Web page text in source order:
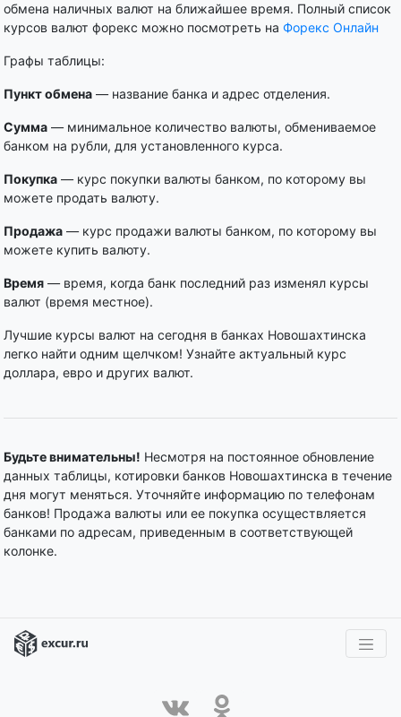
обмена наличных валют на ближайшее время. Полный список
курсов валют форекс можно посмотреть на Форекс Онлайн
Графы таблицы:
Пункт обмена — название банка и адрес отделения.
Сумма — минимальное количество валюты, обмениваемое
банком на рубли, для установленного курса.
Покупка — курс покупки валюты банком, по которому вы
можете продать валюту.
Продажа — курс продажи валюты банком, по которому вы
можете купить валюту.
Время — время, когда банк последний раз изменял курсы
валют (время местное).
Лучшие курсы валют на сегодня в банках Новошахтинска
легко найти одним щелчком! Узнайте актуальный курс
доллара, евро и других валют.
Будьте внимательны! Несмотря на постоянное обновление
данных таблицы, котировки банков Новошахтинска в течение
дня могут меняться. Уточняйте информацию по телефонам
банков! Продажа валюты или ее покупка осуществляется
банками по адресам, приведенным в соответствующей
колонке.